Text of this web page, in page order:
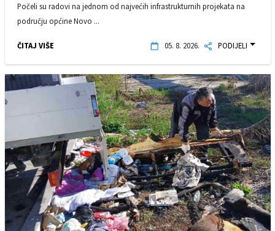
Počeli su radovi na jednom od najvećih infrastrukturnih projekata na
području općine Novo ...
ČITAJ VIŠE 05. 8. 2026. PODIJELI